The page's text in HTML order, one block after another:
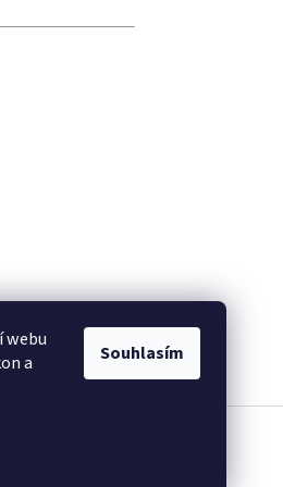
webu
a
Souhlasím